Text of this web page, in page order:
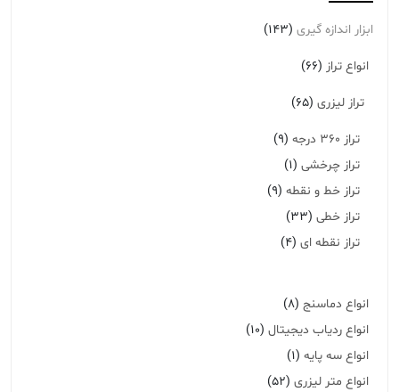
ابزار اندازه گیری (143)
انواع تراز (66)
تراز لیزری (65)
تراز 360 درجه
(9)
تراز چرخشی (1)
تراز خط و نقطه (9)
تراز خطی (33)
تراز نقطه ای (4)
انواع دماسنج (8)
انواع ردیاب دیجیتال (10)
انواع سه پایه (1)
انواع متر لیزری (52)